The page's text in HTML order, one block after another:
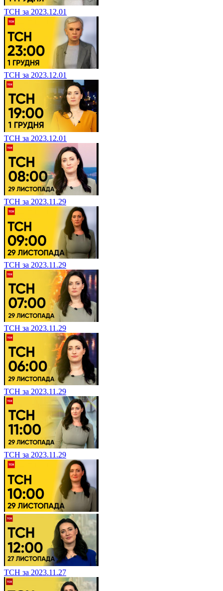
ТСН за 2023.12.01
ТСН за 2023.12.01
ТСН за 2023.12.01
ТСН за 2023.11.29
ТСН за 2023.11.29
ТСН за 2023.11.29
ТСН за 2023.11.29
ТСН за 2023.11.29
ТСН за 2023.11.27